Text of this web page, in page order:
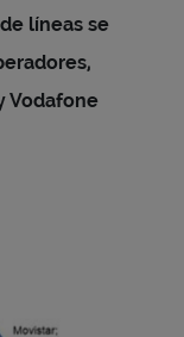
líneas se
Vodafone